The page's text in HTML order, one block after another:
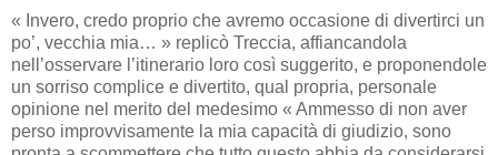
« Invero, credo proprio che avremo occasione di divertirci un
po’, vecchia mia… » replicò Treccia, affiancandola
nell’osservare l’itinerario loro così suggerito, e proponendole
un sorriso complice e divertito, qual propria, personale
opinione nel merito del medesimo « Ammesso di non aver
perso improvvisamente la mia capacità di giudizio, sono